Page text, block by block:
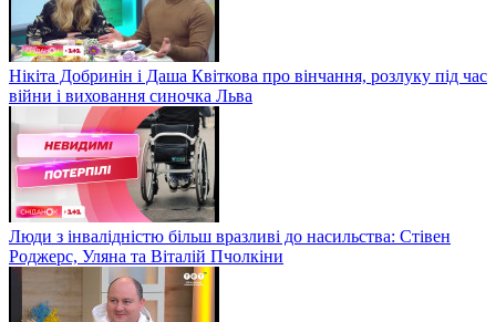
Нікіта Добринін і Даша Квіткова про вінчання, розлуку під час
війни і виховання синочка Льва
Люди з інвалідністю більш вразливі до насильства: Стівен
Роджерс, Уляна та Віталій Пчолкіни